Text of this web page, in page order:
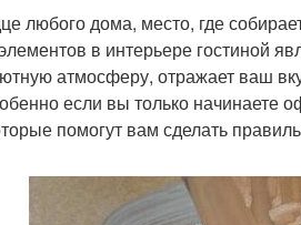
Картины в интерьере
Цвета в картинах
любого дома, место, где
в интерьере гостиной
атмосферу, отражает ваш
если вы только начинаете
помогут вам сделать